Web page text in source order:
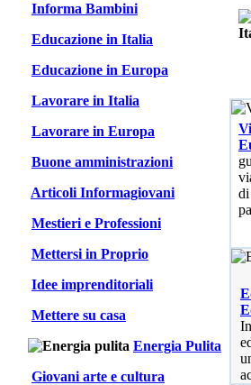
Informa Bambini
Educazione in Italia
Educazione in Europa
Lavorare in Italia
Lavorare in Europa
Buone amministrazioni
Articoli Informagiovani
Mestieri e Professioni
Mettersi in Proprio
Idee imprenditoriali
Mettere su casa
Energia Pulita
Giovani arte e cultura
di